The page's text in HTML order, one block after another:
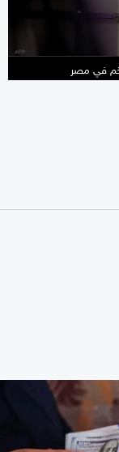
في مصر